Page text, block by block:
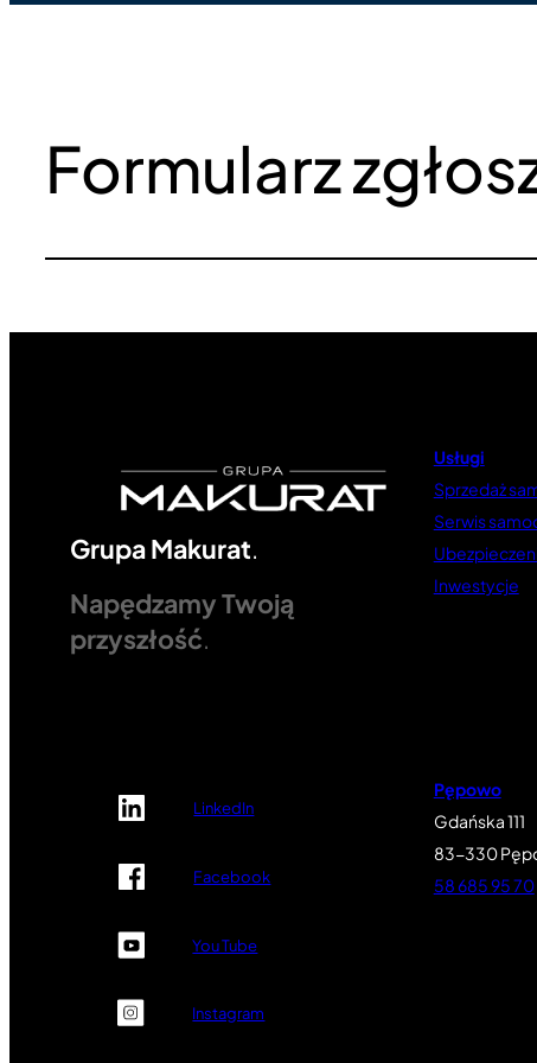
Formularz
Grupa Makurat.
Napędzamy Twoją
przyszłość.
Usługi
Sprzedaż
Serwis
Inwestycje
LinkedIn
Facebook
You Tube
Instagram
Pępowo
Gdańska 111
83-330
58 685 95 70